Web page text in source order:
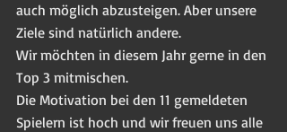
auch möglich abzusteigen. Aber unsere
Ziele sind natürlich andere.
Wir möchten in diesem Jahr gerne in den
Top 3 mitmischen.
Die Motivation bei den 11 gemeldeten
Spielern ist hoch und wir freuen uns alle